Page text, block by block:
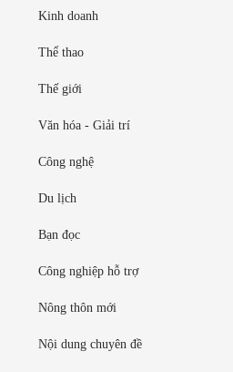
Kinh doanh
Thể thao
Thế giới
Văn hóa - Giải trí
Công nghệ
Du lịch
Bạn đọc
Công nghiệp hỗ trợ
Nông thôn mới
Nội dung chuyên đề